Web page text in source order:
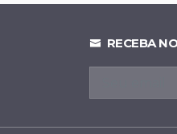
RECEBA